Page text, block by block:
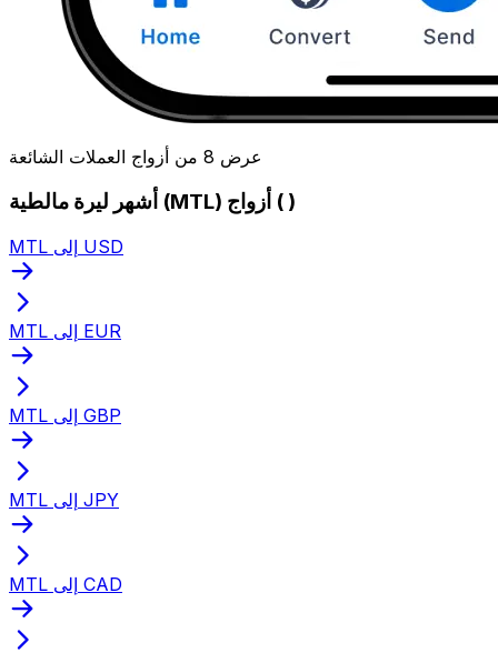
عرض 8 من أزواج العملات الشائعة
أشهر ليرة مالطية (MTL) أزواج ( )
MTL إلى USD
MTL إلى EUR
MTL إلى GBP
MTL إلى JPY
MTL إلى CAD